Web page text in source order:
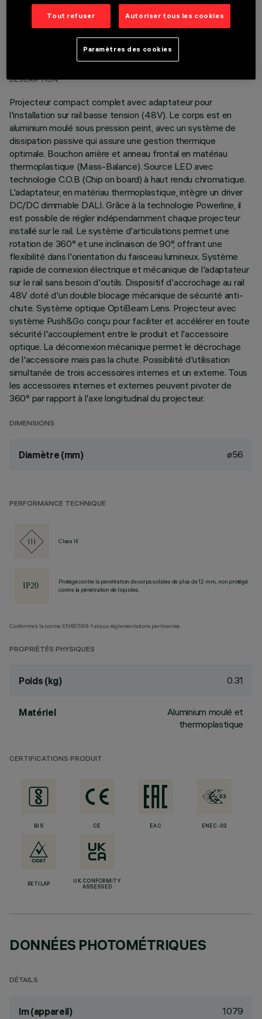
DONNÉES TECHNIQUES
DERNIÈRE MISE À JOUR: 05/08/2026
DESCRIPTION
Projecteur compact complet avec adaptateur pour
l'installation sur rail basse tension (48V). Le corps est en
aluminium moulé sous pression peint, avec un système de
dissipation passive qui assure une gestion thermique
optimale. Bouchon arrière et anneau frontal en matériau
thermoplastique (Mass-Balance). Source LED avec
technologie C.O.B (Chip on board) à haut rendu chromatique.
L'adaptateur, en matériau thermoplastique, intègre un driver
DC/DC dimmable DALI. Grâce à la technologie Powerline, il
est possible de régler indépendamment chaque projecteur
installé sur le rail. Le système d'articulations permet une
rotation de 360° et une inclinaison de 90°, offrant une
flexibilité dans l'orientation du faisceau lumineux. Système
rapide de connexion électrique et mécanique de l'adaptateur
sur le rail sans besoin d'outils. Dispositif d'accrochage au rail
48V doté d'un double blocage mécanique de sécurité anti-
chute. Système optique OptiBeam Lens. Projecteur avec
système Push&Go conçu pour faciliter et accélérer en toute
sécurité l'accouplement entre le produit et l'accessoire
optique. La déconnexion mécanique permet le décrochage
de l'accessoire mais pas la chute. Possibilité d'utilisation
simultanée de trois accessoires internes et un externe. Tous
les accessoires internes et externes peuvent pivoter de
360° par rapport à l'axe longitudinal du projecteur.
DIMENSIONS
Diamètre (mm) ø56
PERFORMANCE TECHNIQUE
Class III
Protégé contre la pénétration de corps solides de plus de 12 mm, non protégé
contre la pénétration de liquides.
Conforme à la norme EN60598-1 et aux réglementations pertinentes.
PROPRIÉTÉS PHYSIQUES
Poids (kg) 0.31
Matériel
Aluminium moulé et
thermoplastique
CERTIFICATIONS PRODUIT
BIS CE EAC ENEC-03
RETILAP
UK CONFORMITY
ASSESSED
DONNÉES PHOTOMÉTRIQUES
DÉTAILS
lm (appareil) 1079
Tout refuser Autoriser tous les cookies
Paramètres des cookies